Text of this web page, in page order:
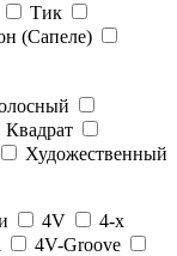
Тик
(Сапеле)
Квадрат
Художественный
4V
4-х
4V-Groove